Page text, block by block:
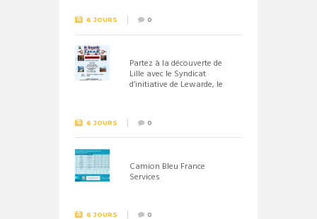
6 JOURS 0
Partez à la découverte de
Lille avec le Syndicat
d’initiative de Lewarde, le
6 JOURS 0
Camion Bleu France
Services
6 JOURS 0